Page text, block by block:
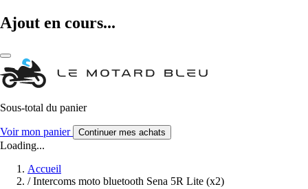
Ajout en cours...
Sous-total du panier
Voir mon panier Continuer mes achats
Loading...
Accueil
/ Intercoms moto bluetooth Sena 5R Lite (x2)